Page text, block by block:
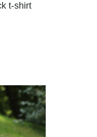
t-shirt